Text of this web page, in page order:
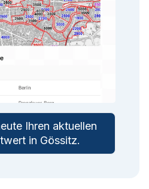
Ihren aktuellen
in Gössitz.